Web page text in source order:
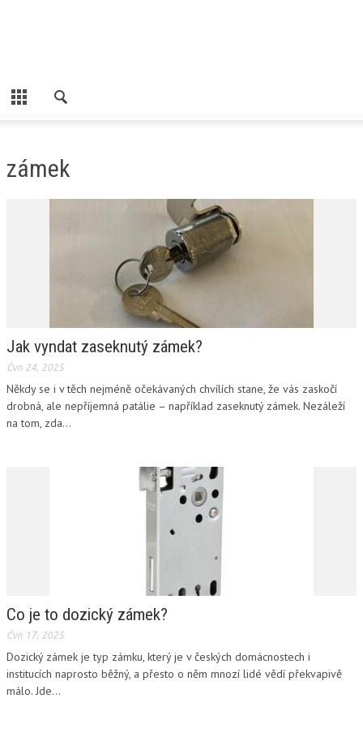
zámek
Jak vyndat zaseknutý zámek?
Čvn 24, 2025
Někdy se i v těch nejméně očekávaných chvílích stane, že vás zaskočí
drobná, ale nepříjemná patálie – například zaseknutý zámek. Nezáleží
na tom, zda...
Co je to dozický zámek?
Čvn 17, 2025
Dozický zámek je typ zámku, který je v českých domácnostech i
institucích naprosto běžný, a přesto o něm mnozí lidé vědí překvapivě
málo. Jde...